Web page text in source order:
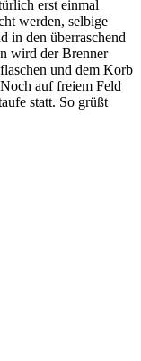
erst einmal
werden, selbige
in den überraschend
wird der Brenner
und dem Korb
auf freiem Feld
statt. So grüßt